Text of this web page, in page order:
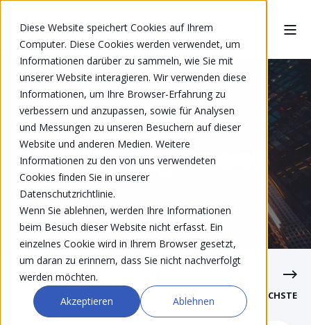
Diese Website speichert Cookies auf Ihrem
Computer. Diese Cookies werden verwendet, um
Informationen darüber zu sammeln, wie Sie mit
unserer Website interagieren. Wir verwenden diese
Informationen, um Ihre Browser-Erfahrung zu
verbessern und anzupassen, sowie für Analysen
und Messungen zu unseren Besuchern auf dieser
Website und anderen Medien. Weitere
Informationen zu den von uns verwendeten
Cookies finden Sie in unserer
Datenschutzrichtlinie.
Wenn Sie ablehnen, werden Ihre Informationen
beim Besuch dieser Website nicht erfasst. Ein
einzelnes Cookie wird in Ihrem Browser gesetzt,
um daran zu erinnern, dass Sie nicht nachverfolgt
werden möchten.
Akzeptieren
Ablehnen
MICHAEL FREULER MAR 3, 2025 2:26:03 PM
PMT Management
AG
VORHERIGE NÄCHSTE